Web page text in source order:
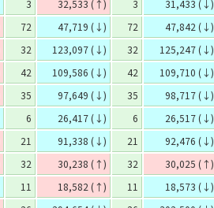
3 32,533 (↑) 3
31,433 (↓)
72 47,719 (↓) 72
47,842 (↓)
32 123,097 (↓) 32
125,247 (↓)
42 109,586 (↓) 42
109,710 (↓)
35 97,649 (↓) 35
98,717 (↓)
6 26,417 (↓) 6
26,517 (↓)
21 91,338 (↓) 21
92,476 (↓)
32 30,238 (↑) 32
30,025 (↑)
11 18,582 (↑) 11
18,573 (↓)